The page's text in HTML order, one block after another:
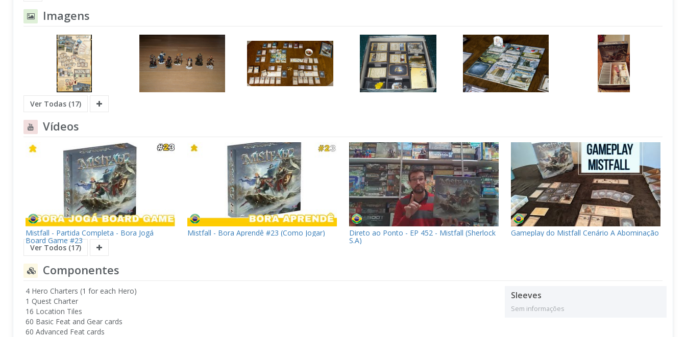
Imagens
Ver Todas (17)
Vídeos
Mistfall - Partida Completa - Bora Jogá
Board Game #23
Mistfall - Bora Aprendê #23 (Como Jogar) Direto ao Ponto - EP 452 - Mistfall (Sherlock
S.A)
Gameplay do Mistfall Cenário A Abominação
Ver Todos (17)
Componentes
4 Hero Charters (1 for each Hero)
1 Quest Charter
16 Location Tiles
60 Basic Feat and Gear cards
60 Advanced Feat cards
Sleeves
Sem informações